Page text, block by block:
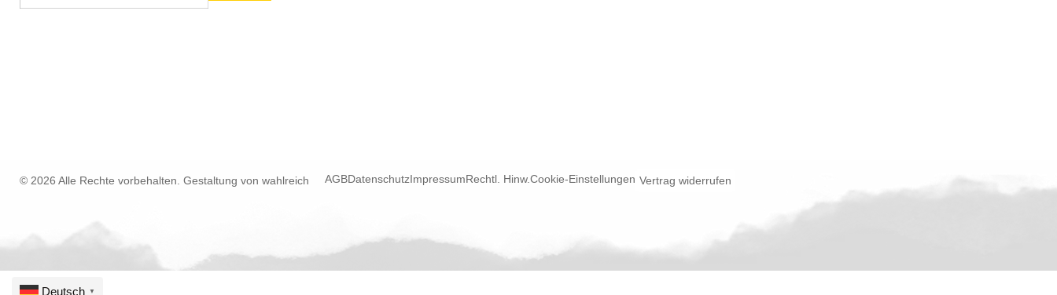
© 2026 Alle Rechte vorbehalten. Gestaltung von wahlreich AGBDatenschutzImpressumRechtl. Hinw.Cookie-Einstellungen Vertrag widerrufen
Deutsch ▼